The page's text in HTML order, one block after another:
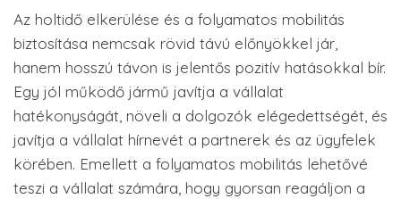
Az holtidő elkerülése és a folyamatos mobilitás
biztosítása nemcsak rövid távú előnyökkel jár,
hanem hosszú távon is jelentős pozitív hatásokkal bír.
Egy jól működő jármű javítja a vállalat
hatékonyságát, növeli a dolgozók elégedettségét, és
javítja a vállalat hírnevét a partnerek és az ügyfelek
körében. Emellett a folyamatos mobilitás lehetővé
teszi a vállalat számára, hogy gyorsan reagáljon a